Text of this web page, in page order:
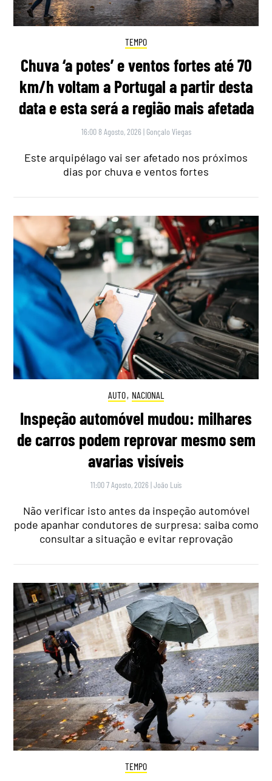
TEMPO
Chuva ‘a potes’ e ventos fortes até 70
km/h voltam a Portugal a partir desta
data e esta será a região mais afetada
16:00 8 Agosto, 2026 | Gonçalo Viegas
Este arquipélago vai ser afetado nos próximos
dias por chuva e ventos fortes
AUTO, NACIONAL
Inspeção automóvel mudou: milhares
de carros podem reprovar mesmo sem
avarias visíveis
11:00 7 Agosto, 2026 |João Luís
Não verificar isto antes da inspeção automóvel
pode apanhar condutores de surpresa: saiba como
consultar a situação e evitar reprovação
TEMPO